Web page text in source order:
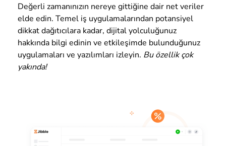
Değerli zamanınızın nereye gittiğine dair net veriler
elde edin. Temel iş uygulamalarından potansiyel
dikkat dağıtıcılara kadar, dijital yolculuğunuz
hakkında bilgi edinin ve etkileşimde bulunduğunuz
uygulamaları ve yazılımları izleyin. Bu özellik çok
yakında!